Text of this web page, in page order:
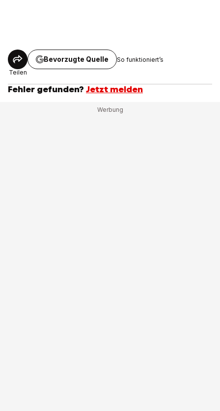
Teilen
Bevorzugte Quelle So funktioniert’s
Fehler gefunden? Jetzt melden